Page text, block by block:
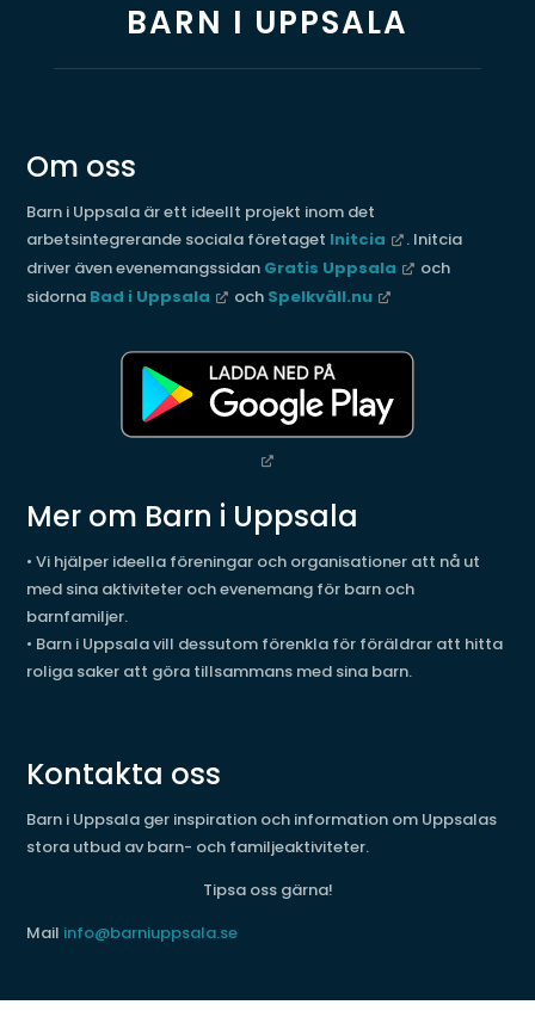
BARN I UPPSALA
Om oss
Barn i Uppsala är ett ideellt projekt inom det
arbetsintegrerande sociala företaget Initcia
. Initcia
driver även evenemangssidan Gratis Uppsala
och
sidorna Bad i Uppsala och Spelkväll.nu
Mer om Barn i Uppsala
• Vi hjälper ideella föreningar och organisationer att nå ut
med sina aktiviteter och evenemang för barn och
barnfamiljer.
• Barn i Uppsala vill dessutom förenkla för föräldrar att hitta
roliga saker att göra tillsammans med sina barn.
Kontakta oss
Barn i Uppsala ger inspiration och information om Uppsalas
stora utbud av barn- och familjeaktiviteter.
Tipsa oss gärna!
Mail info@barniuppsala.se